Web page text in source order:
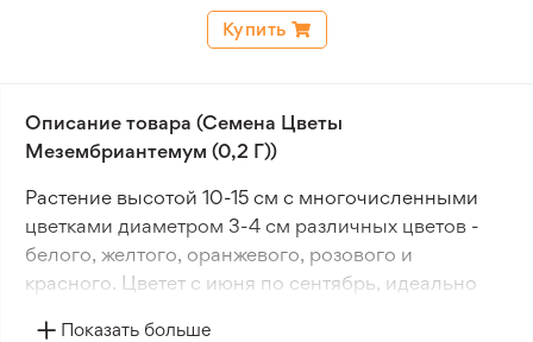
Купить
Описание товара (Семена Цветы
Мезембриантемум (0,2 Г))
Растение высотой 10-15 см с многочисленными
цветками диаметром 3-4 см различных цветов -
белого, желтого, оранжевого, розового и
красного. Цветет с июня по сентябрь, идеально
Показать больше